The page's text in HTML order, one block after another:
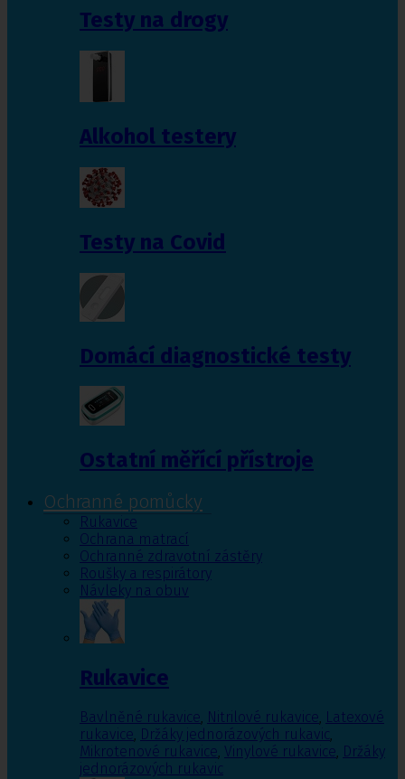
Testy na drogy
Alkohol testery
Testy na Covid
Domácí diagnostické testy
Ostatní měřící přístroje
Ochranné pomůcky
Rukavice
Ochrana matrací
Ochranné zdravotní zástěry
Roušky a respirátory
Návleky na obuv
Rukavice
Bavlněné rukavice, Nitrilové rukavice, Latexové
rukavice, Držáky jednorázových rukavic,
Mikrotenové rukavice, Vinylové rukavice, Držáky
jednorázových rukavic